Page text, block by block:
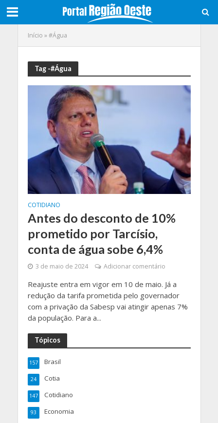
Início »#Água
Tag -#Água
COTIDIANO
Antes do desconto de 10%
prometido por Tarcísio,
conta de água sobe 6,4%
3 de maio de 2024 Adicionar comentário
Reajuste entra em vigor em 10 de maio. Já a
redução da tarifa prometida pelo governador
com a privação da Sabesp vai atingir apenas 7%
da população. Para a...
Tópicos
Brasil
157
Cotia
24
Cotidiano
147
Economia
93